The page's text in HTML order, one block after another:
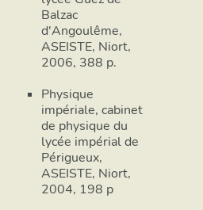
Balzac
d'Angoulême,
ASEISTE, Niort,
2006, 388 p.
Physique
impériale, cabinet
de physique du
lycée impérial de
Périgueux,
ASEISTE, Niort,
2004, 198 p